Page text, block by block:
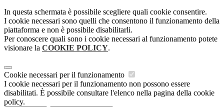
In questa schermata è possibile scegliere quali cookie consentire.
I cookie necessari sono quelli che consentono il funzionamento della
piattaforma e non è possibile disabilitarli.
Per conoscere quali sono i cookie necessari al funzionamento potete
visionare la COOKIE POLICY.
Cookie necessari per il funzionamento
I cookie necessari per il funzionamento non possono essere
disabilitati. È possibile consultare l'elenco nella pagina della cookie
policy.